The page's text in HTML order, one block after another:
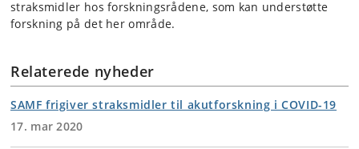
straksmidler hos forskningsrådene, som kan understøtte
forskning på det her område.
Relaterede nyheder
SAMF frigiver straksmidler til akutforskning i COVID-19
17. mar 2020